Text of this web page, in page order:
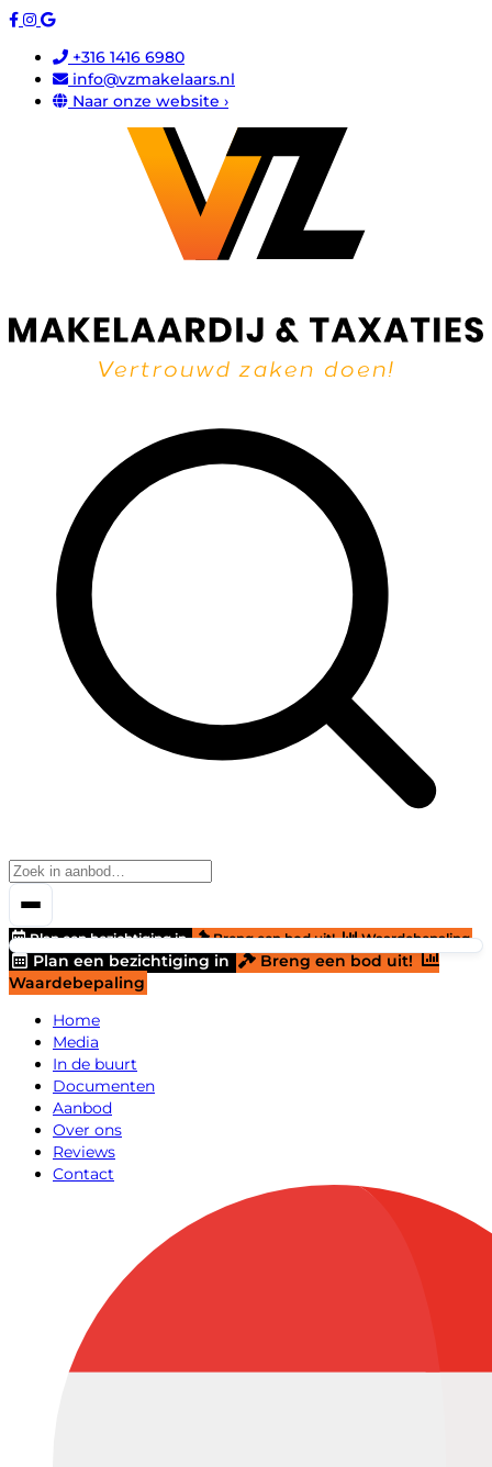
+316 1416 6980
info@vzmakelaars.nl
Naar onze website ›
Plan een bezichtiging in Breng een bod uit! Waardebepaling
Plan een bezichtiging in
Breng een bod uit!
Waardebepaling
Home
Media
In de buurt
Documenten
Aanbod
Over ons
Reviews
Contact